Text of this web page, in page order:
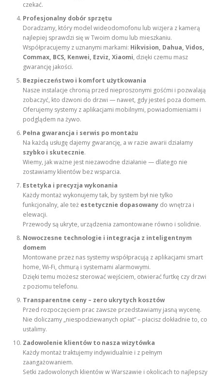
czekać.
Profesjonalny dobór sprzętu
Doradzamy, który model wideodomofonu lub wizjera z kamerą
najlepiej sprawdzi się w Twoim domu lub mieszkaniu.
Współpracujemy z uznanymi markami: Hikvision, Dahua, Vidos,
Commax, BCS, Kenwei, Ezviz, Xiaomi, dzięki czemu masz
gwarancję jakości.
Bezpieczeństwo i komfort użytkowania
Nasze instalacje chronią przed nieproszonymi gośćmi i pozwalają
zobaczyć, kto dzwoni do drzwi — nawet, gdy jesteś poza domem.
Oferujemy systemy z aplikacjami mobilnymi, powiadomieniami i
podglądem na żywo.
Pełna gwarancja i serwis po montażu
Na każdą usługę dajemy gwarancję, a w razie awarii działamy
szybko i skutecznie.
Wiemy, jak ważne jest niezawodne działanie — dlatego nie
zostawiamy klientów bez wsparcia.
Estetyka i precyzja wykonania
Każdy montaż wykonujemy tak, by system był nie tylko
funkcjonalny, ale też estetycznie dopasowany do wnętrza i
elewacji.
Przewody są ukryte, urządzenia zamontowane równo i solidnie.
Nowoczesne technologie i integracja z inteligentnym
domem
Montowane przez nas systemy współpracują z aplikacjami smart
home, Wi-Fi, chmurą i systemami alarmowymi.
Dzięki temu możesz sterować wejściem, otwierać furtkę czy drzwi
z poziomu telefonu.
Transparentne ceny – zero ukrytych kosztów
Przed rozpoczęciem prac zawsze przedstawiamy jasną wycenę.
Nie doliczamy „niespodziewanych opłat” – płacisz dokładnie to, co
ustalimy.
Zadowolenie klientów to nasza wizytówka
Każdy montaż traktujemy indywidualnie i z pełnym
zaangażowaniem.
Setki zadowolonych klientów w Warszawie i okolicach to najlepszy